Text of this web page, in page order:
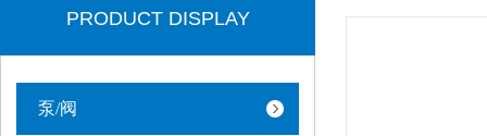
PRODUCT DISPLAY
泵/阀